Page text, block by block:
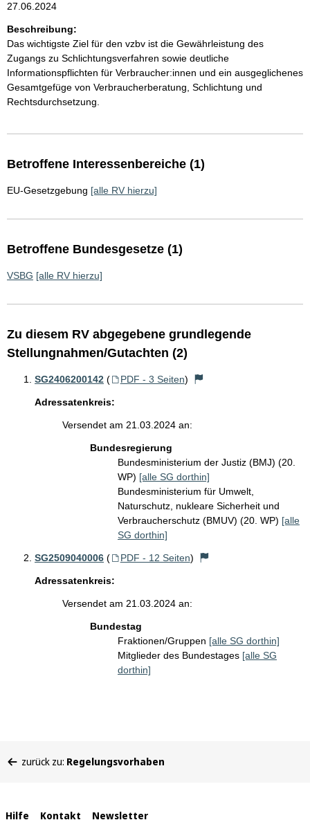
27.06.2024
Beschreibung:
Das wichtigste Ziel für den vzbv ist die Gewährleistung des
Zugangs zu Schlichtungsverfahren sowie deutliche
Informationspflichten für Verbraucher:innen und ein ausgeglichenes
Gesamtgefüge von Verbraucherberatung, Schlichtung und
Rechtsdurchsetzung.
Betroffene Interessenbereiche (1)
EU-Gesetzgebung [alle RV hierzu]
Betroffene Bundesgesetze (1)
VSBG [alle RV hierzu]
Zu diesem RV abgegebene grundlegende
Stellungnahmen/Gutachten (2)
SG2406200142 ( PDF - 3 Seiten)
Adressatenkreis:
Versendet am 21.03.2024 an:
Bundesregierung
Bundesministerium der Justiz (BMJ) (20.
WP) [alle SG dorthin]
Bundesministerium für Umwelt,
Naturschutz, nukleare Sicherheit und
Verbraucherschutz (BMUV) (20. WP) [alle
SG dorthin]
SG2509040006 ( PDF - 12 Seiten)
Adressatenkreis:
Versendet am 21.03.2024 an:
Bundestag
Fraktionen/Gruppen [alle SG dorthin]
Mitglieder des Bundestages [alle SG
dorthin]
befinden
zurück zu: Regelungsvorhaben
Interne
Hilfe Kontakt Newsletter